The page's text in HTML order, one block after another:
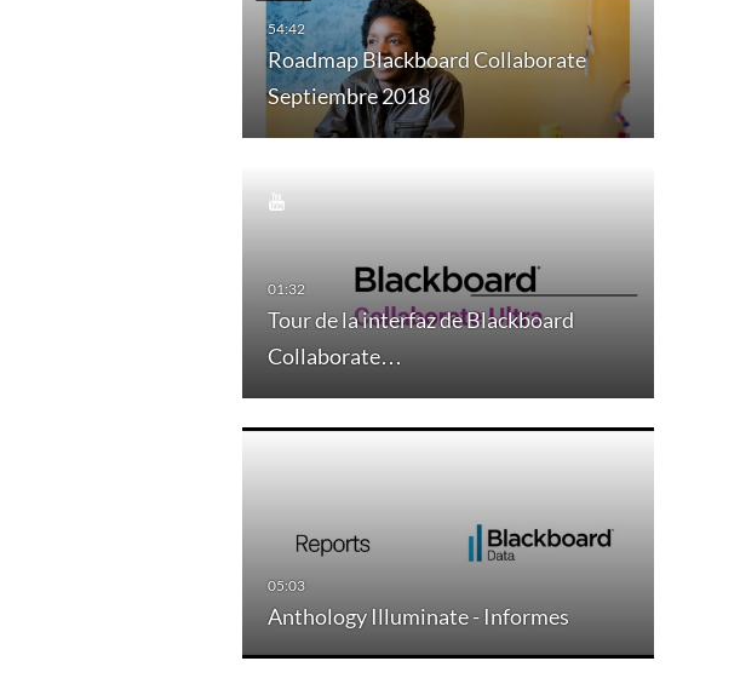
Roadmap Blackboard Collaborate
Septiembre 2018
Tour de la interfaz de Blackboard
Collaborate…
Anthology Illuminate - Informes